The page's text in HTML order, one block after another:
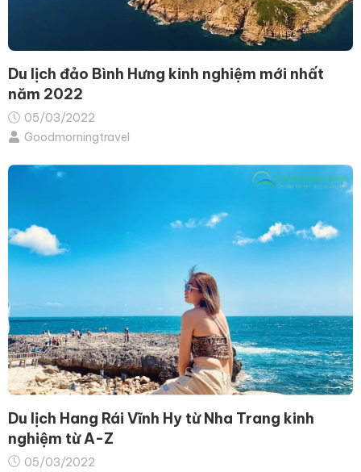
Du lịch đảo Bình Hưng kinh nghiệm mới nhất
năm 2022
05/03/2022
Goodmorningtravel
Du lịch Hang Rái Vĩnh Hy từ Nha Trang kinh
nghiệm từ A-Z
05/03/2022